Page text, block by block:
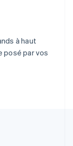
à haut
posé par vos